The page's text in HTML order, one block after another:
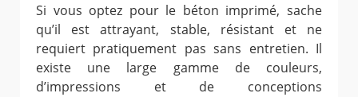
Si vous optez pour le béton imprimé, sache
qu’il est attrayant, stable, résistant et ne
requiert pratiquement pas sans entretien. Il
existe une large gamme de couleurs,
d’impressions et de conceptions